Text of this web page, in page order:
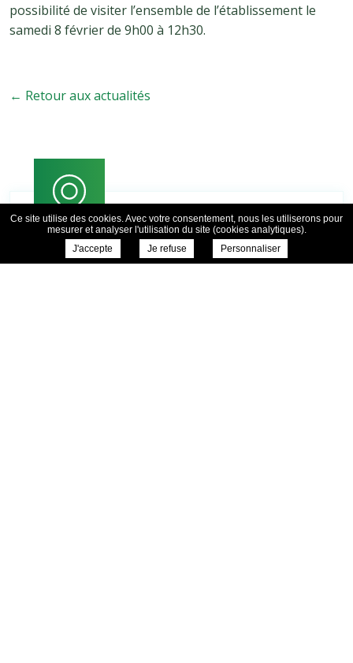
possibilité de visiter l’ensemble de l’établissement le
samedi 8 février de 9h00 à 12h30.
← Retour aux actualités
Ce site utilise des cookies. Avec votre consentement, nous les utiliserons pour
mesurer et analyser l'utilisation du site (cookies analytiques).
J'accepte
Je refuse Personnaliser